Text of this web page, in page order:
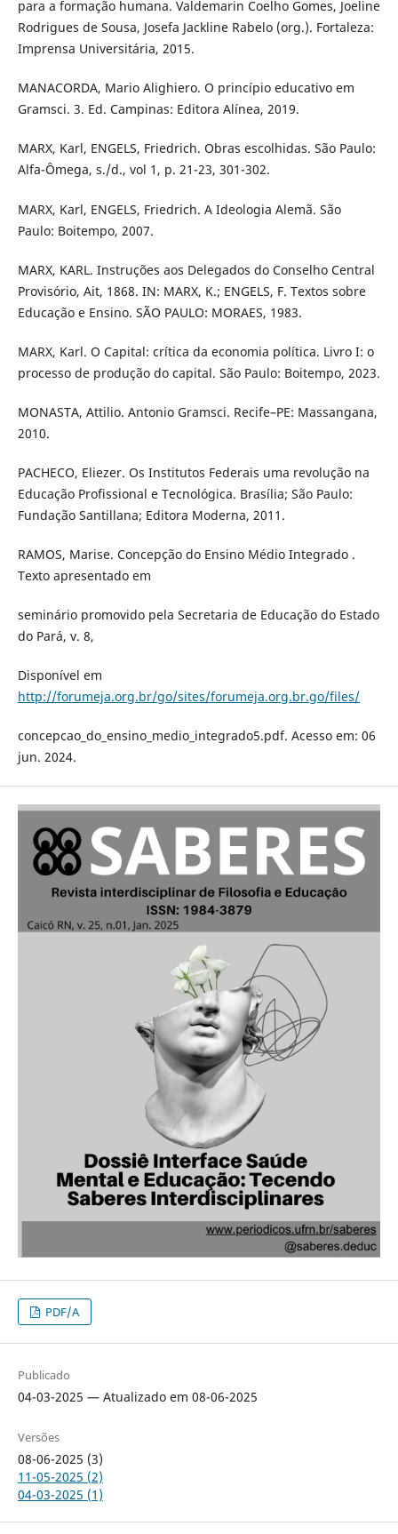
para a formação humana. Valdemarin Coelho Gomes, Joeline
Rodrigues de Sousa, Josefa Jackline Rabelo (org.). Fortaleza:
Imprensa Universitária, 2015.
MANACORDA, Mario Alighiero. O princípio educativo em
Gramsci. 3. Ed. Campinas: Editora Alínea, 2019.
MARX, Karl, ENGELS, Friedrich. Obras escolhidas. São Paulo:
Alfa-Ômega, s./d., vol 1, p. 21-23, 301-302.
MARX, Karl, ENGELS, Friedrich. A Ideologia Alemã. São
Paulo: Boitempo, 2007.
MARX, KARL. Instruções aos Delegados do Conselho Central
Provisório, Ait, 1868. IN: MARX, K.; ENGELS, F. Textos sobre
Educação e Ensino. SÃO PAULO: MORAES, 1983.
MARX, Karl. O Capital: crítica da economia política. Livro I: o
processo de produção do capital. São Paulo: Boitempo, 2023.
MONASTA, Attilio. Antonio Gramsci. Recife–PE: Massangana,
2010.
PACHECO, Eliezer. Os Institutos Federais uma revolução na
Educação Profissional e Tecnológica. Brasília; São Paulo:
Fundação Santillana; Editora Moderna, 2011.
RAMOS, Marise. Concepção do Ensino Médio Integrado .
Texto apresentado em
seminário promovido pela Secretaria de Educação do Estado
do Pará, v. 8,
Disponível em
http://forumeja.org.br/go/sites/forumeja.org.br.go/files/
concepcao_do_ensino_medio_integrado5.pdf. Acesso em: 06
jun. 2024.
PDF/A
Publicado
04-03-2025 — Atualizado em 08-06-2025
Versões
08-06-2025 (3)
11-05-2025 (2)
04-03-2025 (1)